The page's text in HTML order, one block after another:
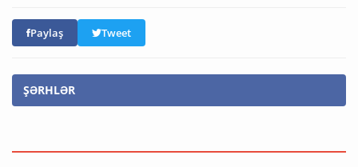
Paylaş Tweet
ŞƏRHLƏR